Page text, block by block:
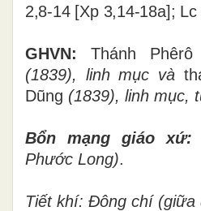
2,8-14 [Xp 3,14-18a]; Lc
GHVN: Thánh
(1839), linh mục và
Dũng (1839), linh mục,
Bổn mạng giáo xứ:
Phước Long).
Tiết khí: Đông chí (giữa